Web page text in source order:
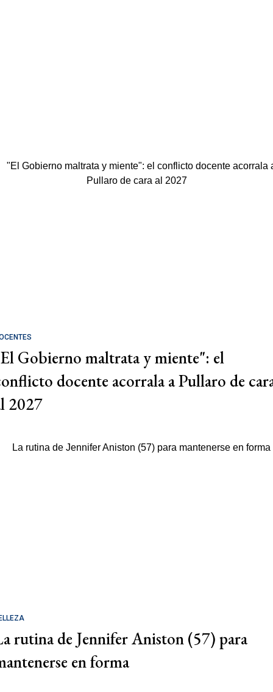
Gobierno maltrata y miente": el
docente acorrala a Pullaro de
2027
rutina de Jennifer Aniston (57) para
en forma